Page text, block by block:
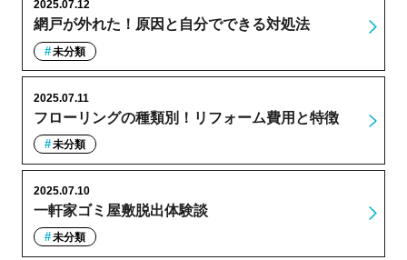
網戸が外れた！原因と自分でできる対処法
2025.07.12
未分類
フローリングの種類別！リフォーム費用と特徴
2025.07.11
未分類
一軒家ゴミ屋敷脱出体験談
2025.07.10
未分類